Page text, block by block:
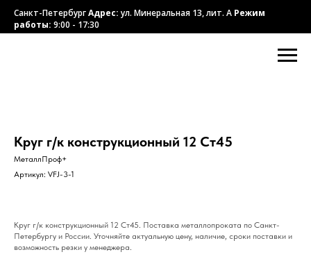
Санкт-ПетербургАдрес:ул. Минеральная 13, лит. А Режим
работы: 9:00 - 17:30
Круг г/к конструкционный 12 Ст45
МеталлПроф+
Артикул: VFJ-3-1
Круг г/к конструкционный 12 Ст45. Поставка металлопроката по Санкт-
Петербургу и России. Уточняйте актуальную цену, наличие, сроки поставки и
возможность резки у менеджера.